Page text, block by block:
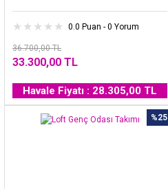
0.0 Puan - 0 Yorum
36.700,00 TL
33.300,00 TL
Havale Fiyatı : 28.305,00 TL
%25